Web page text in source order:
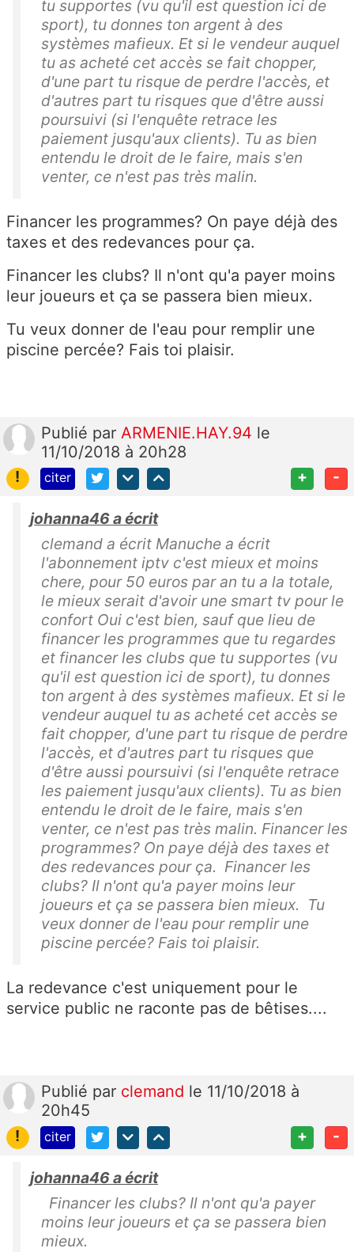
tu supportes (vu qu'il est question ici de
sport), tu donnes ton argent à des
systèmes mafieux. Et si le vendeur auquel
tu as acheté cet accès se fait chopper,
d'une part tu risque de perdre l'accès, et
d'autres part tu risques que d'être aussi
poursuivi (si l'enquête retrace les
paiement jusqu'aux clients). Tu as bien
entendu le droit de le faire, mais s'en
venter, ce n'est pas très malin.
Financer les programmes? On paye déjà des
taxes et des redevances pour ça.
Financer les clubs? Il n'ont qu'a payer moins
leur joueurs et ça se passera bien mieux.
Tu veux donner de l'eau pour remplir une
piscine percée? Fais toi plaisir.
Publié par ARMENIE.HAY.94 le
11/10/2018 à 20h28
!
citer + -
johanna46 a écrit
clemand a écrit Manuche a écrit
l'abonnement iptv c'est mieux et moins
chere, pour 50 euros par an tu a la totale,
le mieux serait d'avoir une smart tv pour le
confort Oui c'est bien, sauf que lieu de
financer les programmes que tu regardes
et financer les clubs que tu supportes (vu
qu'il est question ici de sport), tu donnes
ton argent à des systèmes mafieux. Et si le
vendeur auquel tu as acheté cet accès se
fait chopper, d'une part tu risque de perdre
l'accès, et d'autres part tu risques que
d'être aussi poursuivi (si l'enquête retrace
les paiement jusqu'aux clients). Tu as bien
entendu le droit de le faire, mais s'en
venter, ce n'est pas très malin. Financer les
programmes? On paye déjà des taxes et
des redevances pour ça. Financer les
clubs? Il n'ont qu'a payer moins leur
joueurs et ça se passera bien mieux. Tu
veux donner de l'eau pour remplir une
piscine percée? Fais toi plaisir.
La redevance c'est uniquement pour le
service public ne raconte pas de bêtises....
Publié par clemand le 11/10/2018 à
20h45
!
citer + -
johanna46 a écrit
Financer les clubs? Il n'ont qu'a payer
moins leur joueurs et ça se passera bien
mieux.